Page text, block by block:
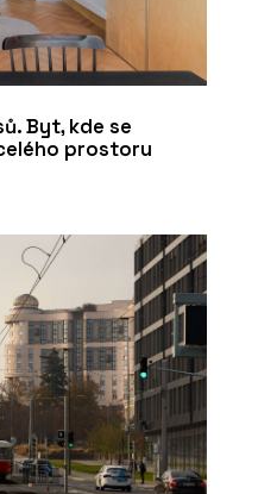
Byt, kde se
prostoru